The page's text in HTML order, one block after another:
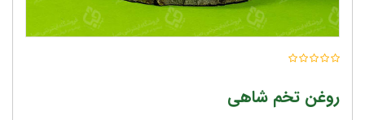
روغن تخم شاهی